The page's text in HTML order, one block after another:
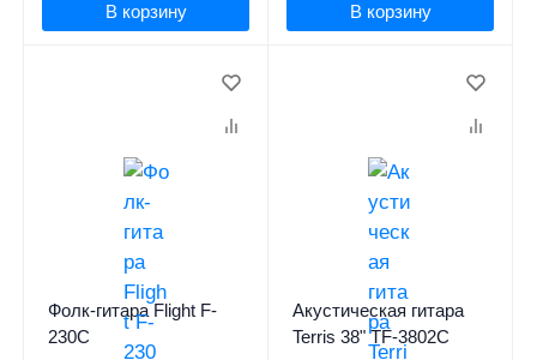
В корзину В корзину
Фолк-гитара Flight F-
230C
Акустическая гитара
Terris 38" TF-3802C